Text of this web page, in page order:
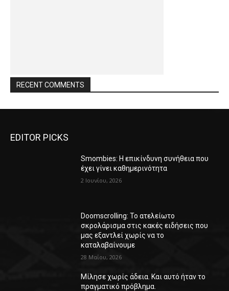
RECENT COMMENTS
EDITOR PICKS
Smombies: Η επικίνδυνη συνήθεια που
έχει γίνει καθημερινότητα
2 Ιουνίου, 2026
Doomscrolling: Το ατελείωτο
σκρολάρισμα στις κακές ειδήσεις που
μας εξαντλεί χωρίς να το
καταλαβαίνουμε
28 Μαΐου, 2026
Μίλησε χωρίς άδεια. Και αυτό ήταν το
πραγματικό πρόβλημα.